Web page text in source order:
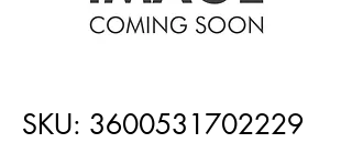
SKU: 3600531702229